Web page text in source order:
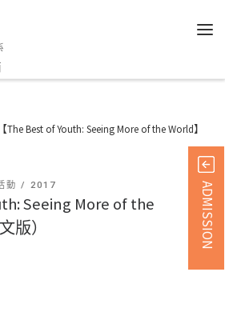
【The Best of Youth: Seeing More of the World】
動 2017
Seeing More of the
版）
ADMISSION